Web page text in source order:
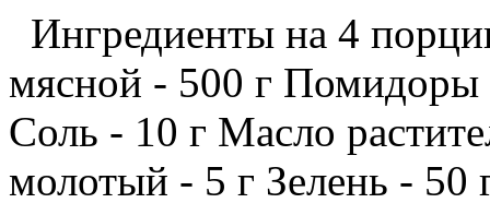
Ингредиенты на 4
мясной - 500 г
Соль - 10 г Масло
молотый - 5 г Зелень -